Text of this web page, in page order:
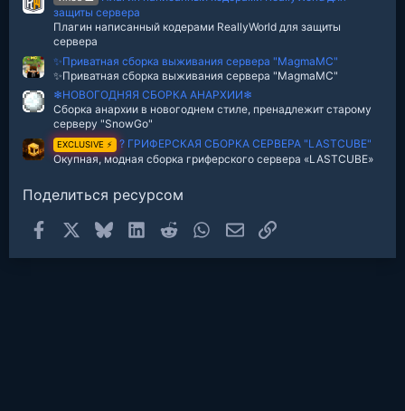
защиты сервера
Плагин написанный кодерами ReallyWorld для защиты
сервера
✨Приватная сборка выживания сервера "MagmaMC"
✨Приватная сборка выживания сервера "MagmaMC"
❄НОВОГОДНЯЯ СБОРКА АНАРХИИ❄
Сборка анархии в новогоднем стиле, пренадлежит старому
серверу "SnowGo"
EXCLUSIVE ⚡
? ГРИФЕРСКАЯ СБОРКА СЕРВЕРА "LASTCUBE"
Окупная, модная сборка гриферского сервера «LASTCUBE»
Поделиться ресурсом
Facebook Bluesky LinkedInReddit WhatsAppЭлектронная почта
Ссылка